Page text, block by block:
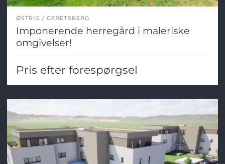
ØSTRIG GERETSBERG
Imponerende herregård i maleriske
omgivelser!
Pris efter forespørgsel